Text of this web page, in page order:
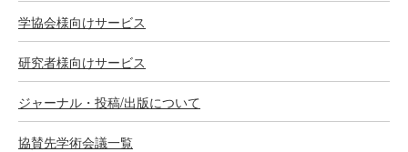
学協会様向けサービス
研究者様向けサービス
ジャーナル・投稿/出版について
協賛先学術会議一覧